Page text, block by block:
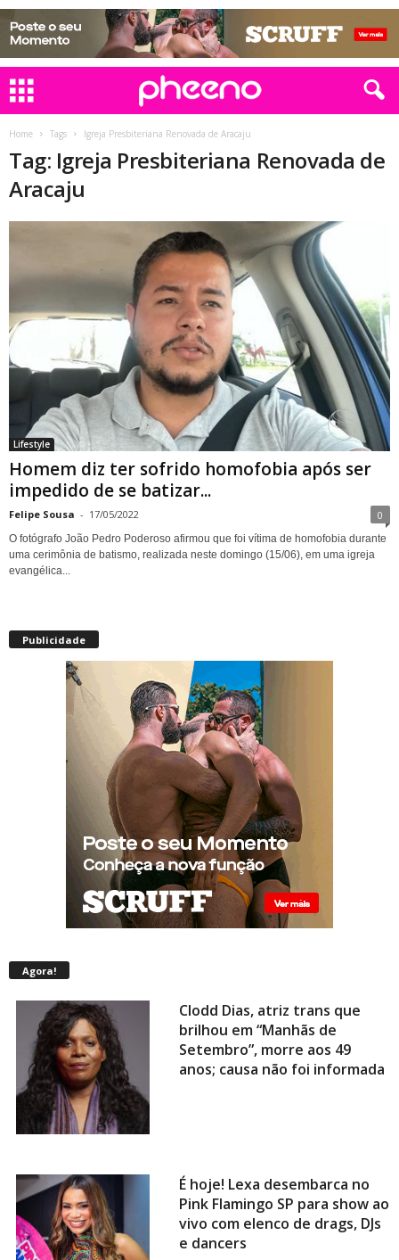
Home Tags Igreja Presbiteriana Renovada de Aracaju
Tag: Igreja Presbiteriana Renovada de
Aracaju
Lifestyle
Homem diz ter sofrido homofobia após ser
impedido de se batizar...
Felipe Sousa - 17/05/2022 0
O fotógrafo João Pedro Poderoso afirmou que foi vítima de homofobia durante
uma cerimônia de batismo, realizada neste domingo (15/06), em uma igreja
evangélica...
Publicidade
Agora!
Clodd Dias, atriz trans que
brilhou em “Manhãs de
Setembro”, morre aos 49
anos; causa não foi informada
É hoje! Lexa desembarca no
Pink Flamingo SP para show ao
vivo com elenco de drags, DJs
e dancers